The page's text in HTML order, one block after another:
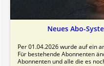
Neues Abo-
Per 01.04.2026 wurde auf ein
Für bestehende Abonnenten
Abonnenten und alle die es